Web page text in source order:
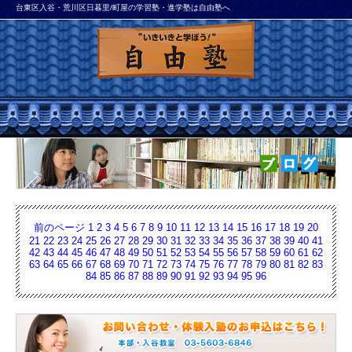
台東区入谷・荒川区日暮里/町屋の学習塾・進学塾は自由塾へ
前のページ 1 2 3 4 5 6 7 8 9 10 11 12 13 14 15 16 17 18 19 20
21 22 23 24 25 26 27 28 29 30 31 32 33 34 35 36 37 38 39 40 41
42 43 44 45 46 47 48 49 50 51 52 53 54 55 56 57 58 59 60 61 62
63 64 65 66 67 68 69 70 71 72 73 74 75 76 77 78 79 80 81 82 83
84 85 86 87 88 89 90 91 92 93 94 95 96